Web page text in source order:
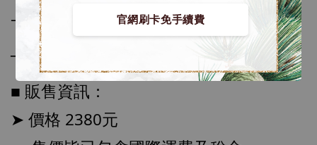
官網刷卡免手續費
– 翅膀分件出貨 手腳一體無接縫
──────────────
■ 販售資訊：
➤ 價格 2380元